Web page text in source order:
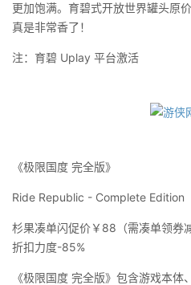
更加饱满。育碧式开放世界罐头原
真是非常香了！
注：育碧 Uplay 平台激活
《极限国度 完全版》
Ride Republic - Complete Edition
杉果凑单闪促价￥88（需凑单领券
折扣力度-85%
《极限国度 完全版》包含游戏本